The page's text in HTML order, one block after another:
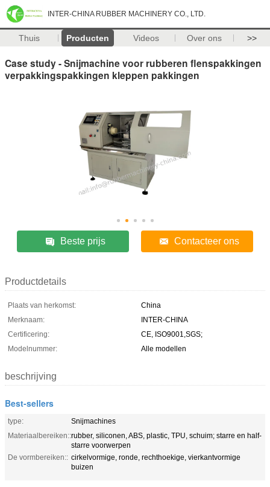
INTER-CHINA RUBBER MACHINERY CO., LTD.
Thuis Producten Videos Over ons >>
Case study - Snijmachine voor rubberen flenspakkingen
verpakkingspakkingen kleppen pakkingen
Beste prijs Contacteer ons
Productdetails
Plaats van herkomst:
China
Merknaam:
INTER-CHINA
Certificering:
CE, ISO9001,SGS;
Modelnummer:
Alle modellen
beschrijving
Best-sellers
type:
Snijmachines
Materiaalbereiken::rubber, siliconen, ABS, plastic, TPU, schuim; starre en half-
starre voorwerpen
De vormbereiken:: cirkelvormige, ronde, rechthoekige, vierkantvormige
buizen